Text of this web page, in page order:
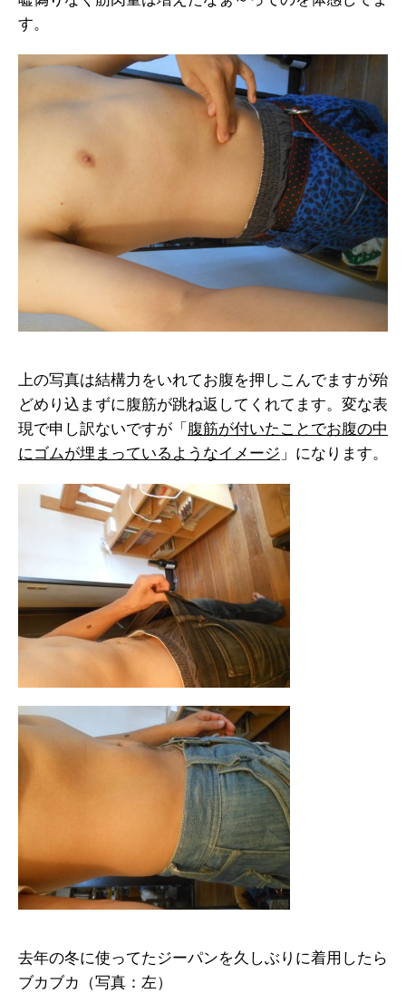
す。
上の写真は結構力をいれてお腹を押しこんでますが殆
どめり込まずに腹筋が跳ね返してくれてます。変な表
現で申し訳ないですが「 腹筋が付いたことでお腹の中
にゴムが埋まっているようなイメージ 」になります。
去年の冬に使ってたジーパンを久しぶりに着用したら
ブカブカ（写真：左）